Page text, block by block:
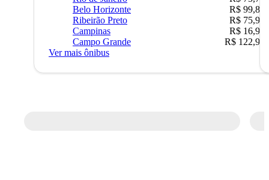
Belo Horizonte
R$ 99,89
Ribeirão Preto
R$ 75,90
Campinas
R$ 16,90
Campo Grande
R$ 122,90
Ver mais ônibus